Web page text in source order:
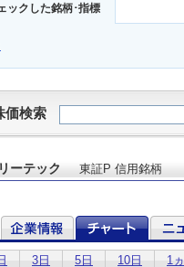
ックした銘柄･指標